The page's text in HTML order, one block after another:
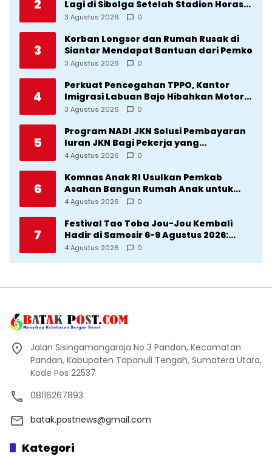
2
Lagi di Sibolga Setelah Stadion Horas
Direvitalisasi Wali Kota
3 Agustus 2026 0
3
Korban Longsor dan Rumah Rusak di
Siantar Mendapat Bantuan dari Pemko
3 Agustus 2026 0
4
Perkuat Pencegahan TPPO, Kantor
Imigrasi Labuan Bajo Hibahkan Motor
Operasional ke Lima Desa di
3 Agustus 2026 0
5
Program NADI JKN Solusi Pembayaran
Iuran JKN Bagi Pekerja yang
Penghasilannya Tidak Tetap
4 Agustus 2026 0
6
Komnas Anak RI Usulkan Pemkab
Asahan Bangun Rumah Anak untuk
Korban Kekerasan
4 Agustus 2026 0
7
Festival Tao Toba Jou-Jou Kembali
Hadir di Samosir 6-9 Agustus 2026:
Datang Saksikan Kemeriahan dan Raih
4 Agustus 2026 0
Jalan Sisingamangaraja No 3 Pandan, Kecamatan
Pandan, Kabupaten Tapanuli Tengah, Sumatera Utara,
Kode Pos 22537
08116267893
batak.postnews@gmail.com
Kategori